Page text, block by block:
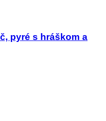
pyré s hráškom a